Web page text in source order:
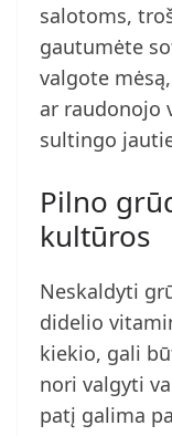
salotoms,
gautumėte
valgote
ar raudonojo
sultingo
Pilno
kultūros
Neskaldyti
didelio
kiekio, gali
nori valgyti
patį galima